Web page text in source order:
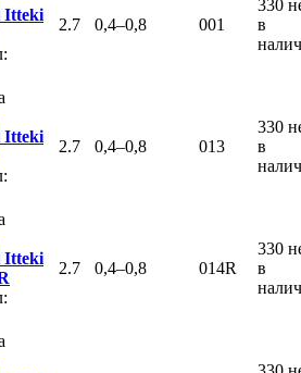
Itteki
2.7 0,4–0,8 001
330
в
Itteki
2.7 0,4–0,8 013
330
в
Itteki
2.7 0,4–0,8 014R
330
в